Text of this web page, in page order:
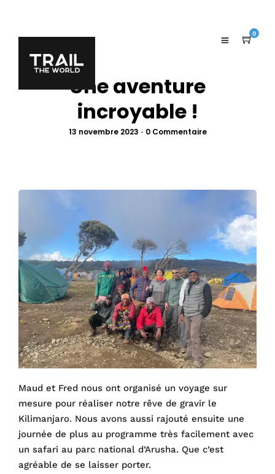
0
Une aventure
incroyable !
13 novembre 2023 • 0 Commentaire
Maud et Fred nous ont organisé un voyage sur
mesure pour réaliser notre rêve de gravir le
Kilimanjaro. Nous avons aussi rajouté ensuite une
journée de plus au programme très facilement avec
un safari au parc national d’Arusha. Que c’est
agréable de se laisser porter.